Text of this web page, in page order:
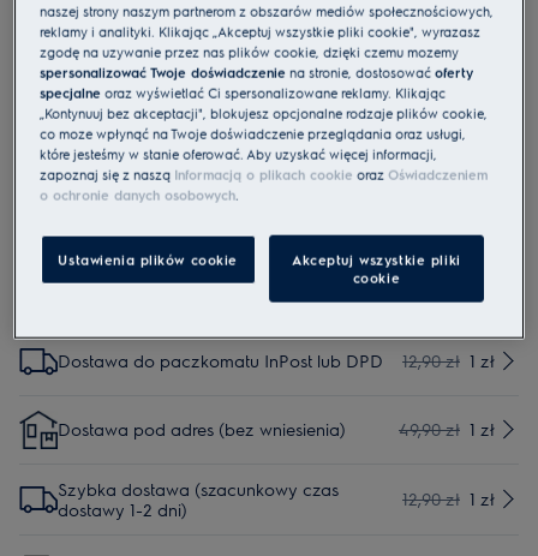
CADR
4.7 (3)
Cechy
Szybka redukcja i neutralizacja pyłków w powietrzu w
pomieszczeniach.
Usługi
Dostawa do wskazanego punku odbioru
Dostawa do paczkomatu InPost lub DPD 12,90 zł 1 zł
Dostawa pod adres (bez wniesienia) 49,90 zł 1 zł
Szybka dostawa (szacunkowy czas
dostawy 1-2 dni)
12,90 zł 1 zł
naszej strony naszym partnerom z obszarów mediów społecznościowych,
reklamy i analityki. Klikając „Akceptuj wszystkie pliki cookie", wyrażasz
zgodę na używanie przez nas plików cookie, dzięki czemu możemy
spersonalizować Twoje doświadczenie na stronie, dostosowaćoferty
specjalne oraz wyświetlać Ci spersonalizowane reklamy. Klikając
„Kontynuuj bez akceptacji", blokujesz opcjonalne rodzaje plików cookie,
co może wpłynąć na Twoje doświadczenie przeglądania oraz usługi,
które jesteśmy w stanie oferować. Aby uzyskać więcej informacji,
zapoznaj się z naszą Informacją o plikach cookie orazOświadczeniem
o ochronie danych osobowych.
Ustawienia plików cookie
Akceptuj wszystkie pliki
cookie